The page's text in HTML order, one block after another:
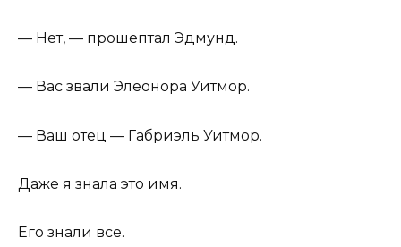
— Нет, — прошептал Эдмунд.
— Вас звали Элеонора Уитмор.
— Ваш отец — Габриэль Уитмор.
Даже я знала это имя.
Его знали все.